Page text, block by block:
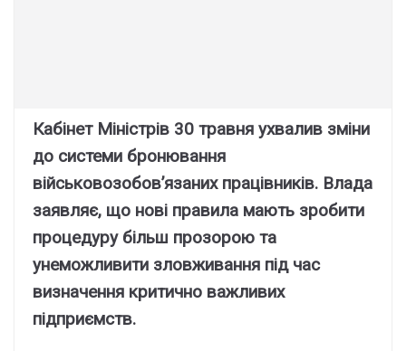
Кабінет Міністрів 30 травня ухвалив зміни
до системи бронювання
військовозобов’язаних працівників. Влада
заявляє, що нові правила мають зробити
процедуру більш прозорою та
унеможливити зловживання під час
визначення критично важливих
підприємств.